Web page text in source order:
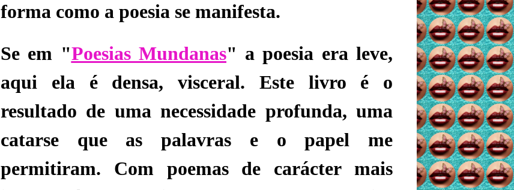
forma como a poesia se manifesta.
Se em "Poesias Mundanas" a poesia era leve,
aqui ela é densa, visceral. Este livro é o
resultado de uma necessidade profunda, uma
catarse que as palavras e o papel me
permitiram. Com poemas de carácter mais